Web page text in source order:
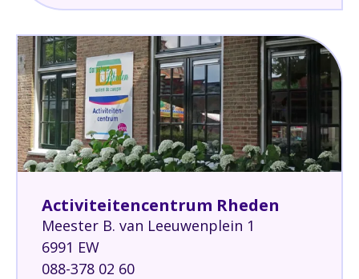
Activiteitencentrum Rheden
Meester B. van Leeuwenplein 1
6991 EW
088-378 02 60